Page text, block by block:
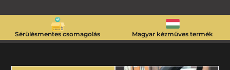
Sérülésmentes csomagolás Magyar kézműves termék